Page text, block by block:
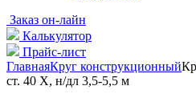
Заказ он-лайн
Калькулятор
Прайс-лист
ГлавнаяКруг конструкционный
ст. 40 Х, н/дл 3,5-5,5 м